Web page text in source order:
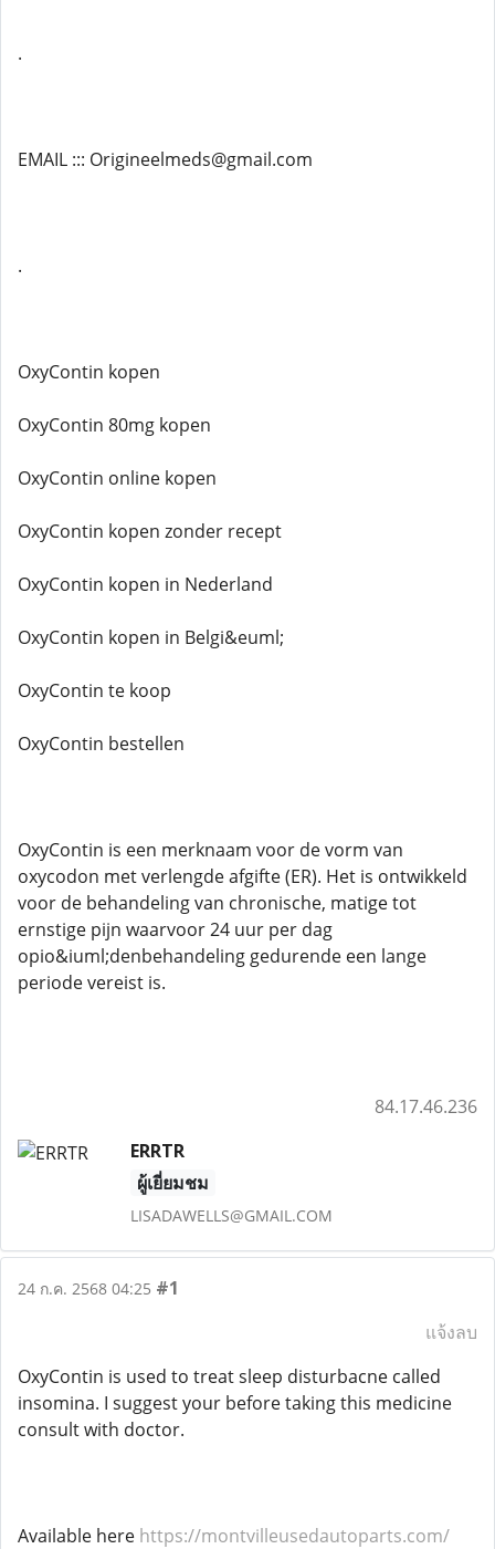
.
EMAIL ::: Origineelmeds@gmail.com
.
OxyContin kopen
OxyContin 80mg kopen
OxyContin online kopen
OxyContin kopen zonder recept
OxyContin kopen in Nederland
OxyContin kopen in Belgi&euml;
OxyContin te koop
OxyContin bestellen
OxyContin is een merknaam voor de vorm van
oxycodon met verlengde afgifte (ER). Het is ontwikkeld
voor de behandeling van chronische, matige tot
ernstige pijn waarvoor 24 uur per dag
opio&iuml;denbehandeling gedurende een lange
periode vereist is.
84.17.46.236
ERRTR
ผู้เยี่ยมชม
LISADAWELLS@GMAIL.COM
24 ก.ค. 2568 04:25 #1
แจ้งลบ
OxyContin is used to treat sleep disturbacne called
insomina. I suggest your before taking this medicine
consult with doctor.
Available here https://montvilleusedautoparts.com/